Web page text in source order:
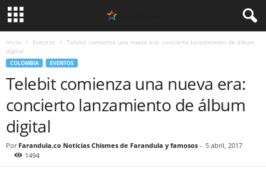
Inicio Eventos
Telebit comienza una nueva era: concierto lanzamiento de álbum
digital
COLOMBIA EVENTOS
Telebit comienza una nueva era:
concierto lanzamiento de álbum
digital
Por Farandula.co Noticias Chismes de Farandula y famosos - 5 abril, 2017
1494